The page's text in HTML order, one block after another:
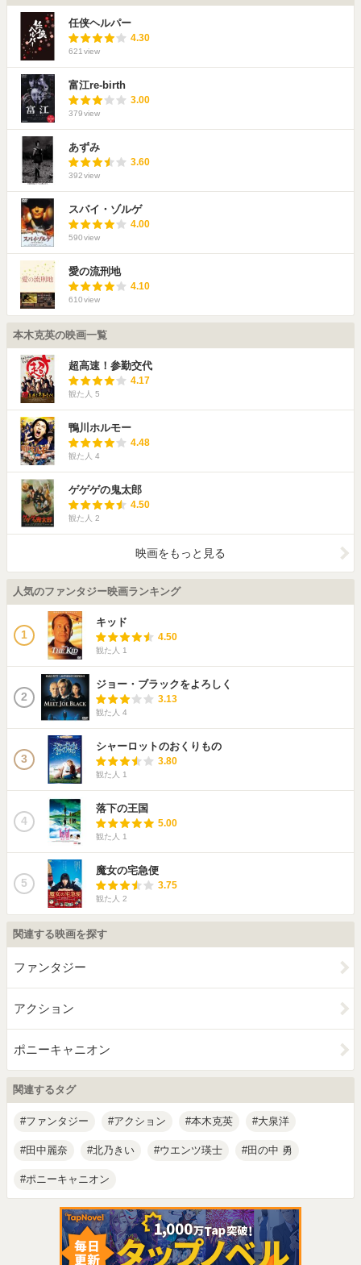
任侠ヘルパー
4.30
621 view
富江re-birth
3.00
379view
あずみ
3.60
392view
スパイ・ゾルゲ
4.00
590view
愛の流刑地
4.10
610view
本木克英の映画一覧
超高速！参勤交代
4.17
観た人 5
鴨川ホルモー
4.48
観た人 4
ゲゲゲの鬼太郎
4.50
観た人 2
映画をもっと見る
人気のファンタジー映画ランキング
1
キッド
4.50
観た人 1
2
ジョー・ブラックをよろしく
3.13
観た人 4
3
シャーロットのおくりもの
3.80
観た人 1
4
落下の王国
5.00
観た人 1
5
魔女の宅急便
3.75
観た人 2
関連する映画を探す
ファンタジー
アクション
ポニーキャニオン
関連するタグ
ファンタジー アクション 本木克英 大泉洋
田中麗奈 北乃きい ウエンツ瑛士 田の中 勇
ポニーキャニオン